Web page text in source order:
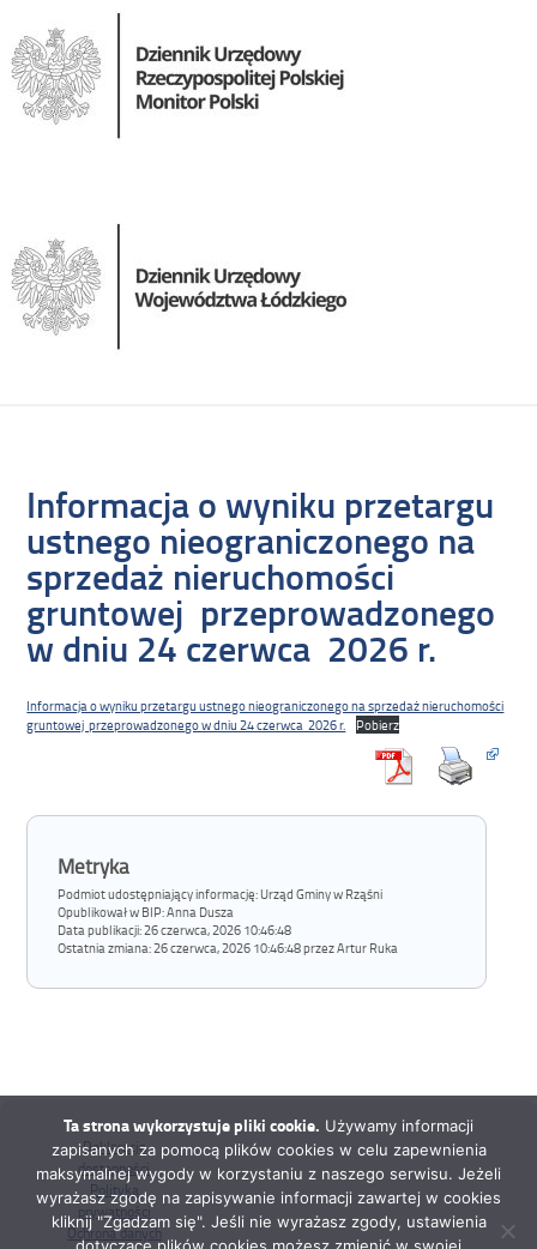
Informacja o wyniku przetargu
ustnego nieograniczonego na
sprzedaż nieruchomości
gruntowej przeprowadzonego
w dniu 24 czerwca 2026 r.
Informacja o wyniku przetargu ustnego nieograniczonego na sprzedaż nieruchomości
gruntowej przeprowadzonego w dniu 24 czerwca 2026 r.
Pobierz
Metryka
Podmiot udostępniający informację: Urząd Gminy w Rząśni
Opublikował w BIP:Anna Dusza
Data publikacji:26 czerwca, 2026 10:46:48
Ostatnia zmiana:26 czerwca, 2026 10:46:48 przez Artur Ruka
Deklaracja
dostępności
Polityka
prywatności
Ochrona danych
Ta strona wykorzystuje pliki cookie. Używamy informacji
zapisanych za pomocą plików cookies w celu zapewnienia
maksymalnej wygody w korzystaniu z naszego serwisu. Jeżeli
wyrażasz zgodę na zapisywanie informacji zawartej w cookies
kliknij "Zgadzam się". Jeśli nie wyrażasz zgody, ustawienia